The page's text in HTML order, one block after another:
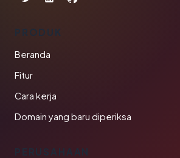
PRODUK
Beranda
Fitur
Cara kerja
Domain yang baru diperiksa
PERUSAHAAN